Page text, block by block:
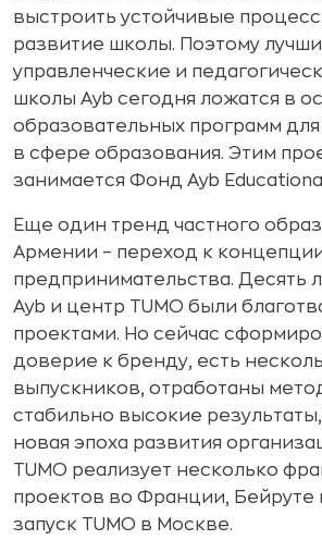
выстроить устойчивые
развитие школы. Поэтому
управленческие и
школы Ayb сегодня ложатся в
образовательных программ
в сфере образования. Этим
занимается Фонд Ayb
Еще один тренд частного
Армении – переход к
предпринимательства. Десять
Ayb и центр TUMO были
проектами. Но сейчас
доверие к бренду, есть
выпускников, отработаны
стабильно высокие
новая эпоха развития
TUMO реализует несколько
проектов во Франции, Бейруте
запуск TUMO в Москве.